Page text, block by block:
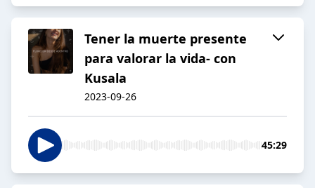
Tener la muerte presente
para valorar la vida- con
Kusala
2023-09-26
45:29